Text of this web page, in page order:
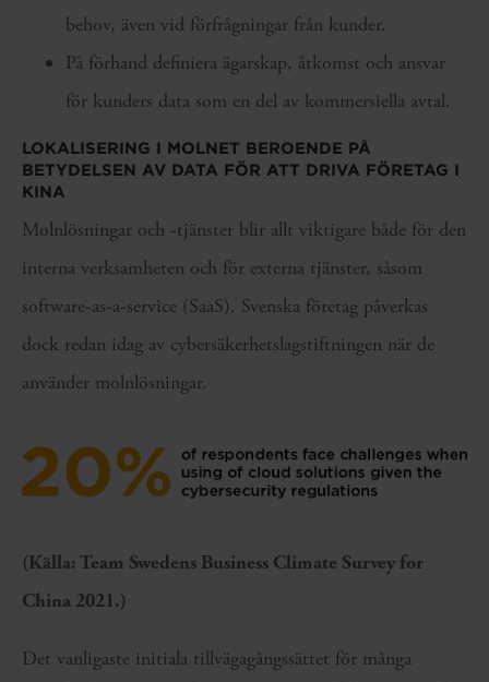
behov, även vid förfrågningar från kunder.
På förhand definiera ägarskap, åtkomst och ansvar
för kunders data som en del av kommersiella avtal.
LOKALISERING I MOLNET BEROENDE PÅ
BETYDELSEN AV DATA FÖR ATT DRIVA FÖRETAG I
KINA
Molnlösningar och -tjänster blir allt viktigare både för den
interna verksamheten och för externa tjänster, såsom
software-as-a-service (SaaS). Svenska företag påverkas
dock redan idag av cybersäkerhetslagstiftningen när de
använder molnlösningar.
(Källa: Team Swedens Business Climate Survey for
China 2021.)
Det vanligaste initiala tillvägagångssättet för många